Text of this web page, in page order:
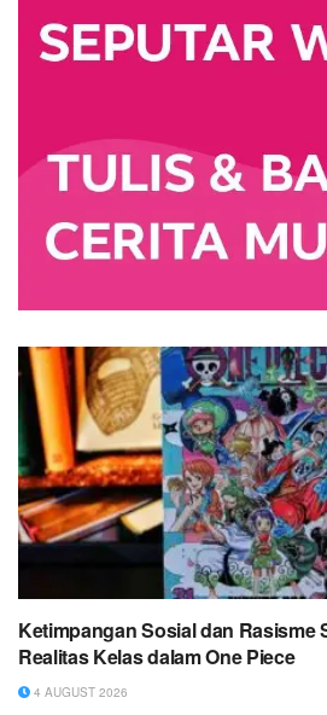
Ketimpangan Sosial dan Rasisme
Realitas Kelas dalam One Piece
4 AUGUST 2026